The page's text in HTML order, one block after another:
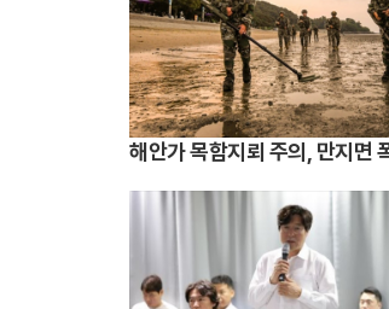
해안가 목함지뢰 주의, 만지면